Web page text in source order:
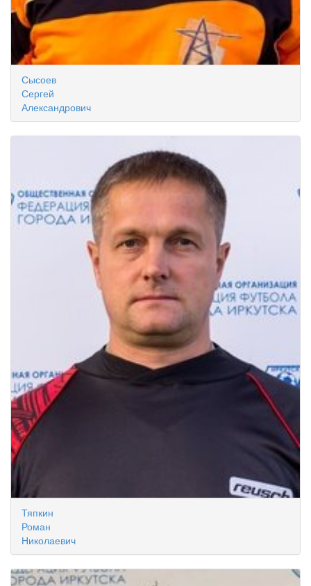
Сысоев
Сергей
Александрович
Тяпкин
Роман
Николаевич